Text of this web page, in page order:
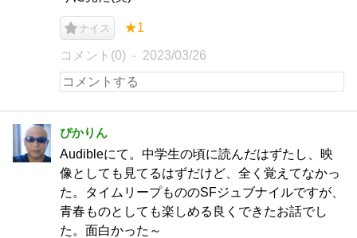
ナイス ★1
コメント(0) 2023/03/26
ぴかりん
Audibleにて。中学生の頃に読んだはずたし、映
像としても見てるはずだけど、全く覚えてなかっ
た。タイムリープもののSFジュブナイルですが、
青春ものとしても楽しめる良くできたお話でし
た。面白かった～